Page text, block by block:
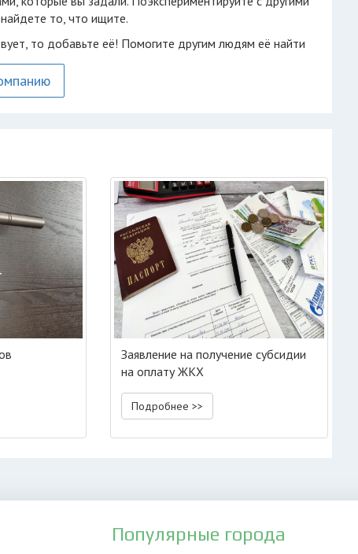
то, что ищите.
то добавьте её! Помогите другим людям её найти
Заявление на получение субсидии
на оплату ЖКХ
Подробнее >>
Популярные города